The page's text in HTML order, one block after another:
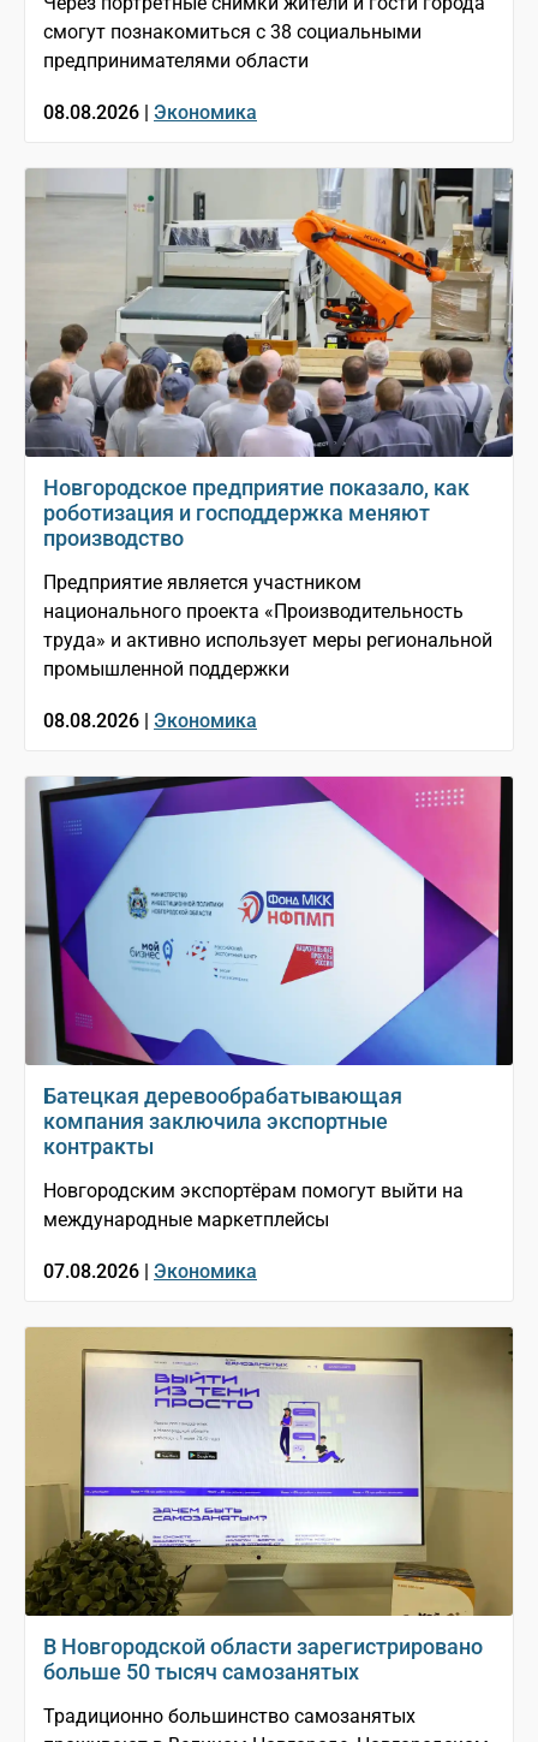
смогут познакомиться с 38 социальными
предпринимателями области
08.08.2026 | Экономика
Новгородское предприятие показало, как
роботизация и господдержка меняют
производство
Предприятие является участником
национального проекта «Производительность
труда» и активно использует меры региональной
промышленной поддержки
08.08.2026 | Экономика
Батецкая деревообрабатывающая
компания заключила экспортные
контракты
Новгородским экспортёрам помогут выйти на
международные маркетплейсы
07.08.2026 | Экономика
В Новгородской области зарегистрировано
больше 50 тысяч самозанятых
Традиционно большинство самозанятых